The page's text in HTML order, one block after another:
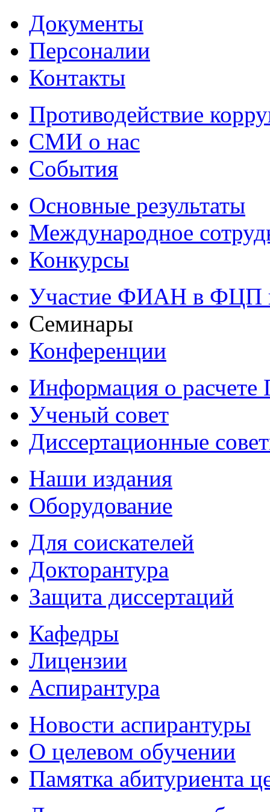
Документы
Персоналии
Контакты
Противодействие
СМИ о нас
События
Основные результаты
Международное
Конкурсы
Участие ФИАН в ФЦП
Семинары
Конференции
Информация о
Ученый совет
Диссертационные
Наши издания
Оборудование
Для соискателей
Докторантура
Защита диссертаций
Кафедры
Лицензии
Аспирантура
Новости аспирантуры
О целевом обучении
Памятка абитуриента